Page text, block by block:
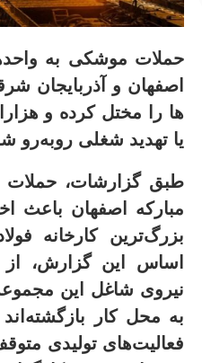
حملات موشکی به
اصفهان و آذربایجان
ها را مختل کرده و
یا تهدید شغلی روبه‌رو
طبق گزارشات، حملات
مبارکه اصفهان باعث
بزرگ‌ترین کارخانه
نیروی شاغل این
به محل کار
فعالیت‌های تولیدی